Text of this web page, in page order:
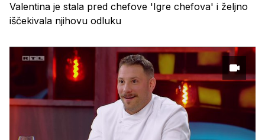
Valentina je stala pred chefove 'Igre chefova' i željno
iščekivala njihovu odluku